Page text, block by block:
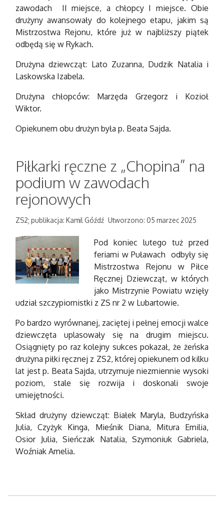
zawodach II miejsce, a chłopcy I miejsce. Obie
drużyny awansowały do kolejnego etapu, jakim są
Mistrzostwa Rejonu, które już w najbliższy piątek
odbędą się w Rykach.
Drużyna dziewcząt: Lato Zuzanna, Dudzik Natalia i
Laskowska Izabela.
Drużyna chłopców: Marzęda Grzegorz i Kozioł
Wiktor.
Opiekunem obu drużyn była p. Beata Sajda.
Piłkarki ręczne z „Chopina” na
podium w zawodach
rejonowych
ZS2; publikacja: Kamil Góźdź Utworzono: 05 marzec 2025
Pod koniec lutego tuż przed
feriami w Puławach odbyły się
Mistrzostwa Rejonu w Piłce
Ręcznej Dziewcząt, w których
jako Mistrzynie Powiatu wzięły
udział szczypiornistki z ZS nr 2 w Lubartowie.
Po bardzo wyrównanej, zaciętej i pełnej emocji walce
dziewczęta uplasowały się na drugim miejscu.
Osiągnięty po raz kolejny sukces pokazał, że żeńska
drużyna piłki ręcznej z ZS2, której opiekunem od kilku
lat jest p. Beata Sajda, utrzymuje niezmiennie wysoki
poziom, stale się rozwija i doskonali swoje
umiejętności.
Skład drużyny dziewcząt: Białek Maryla, Budzyńska
Julia, Czyżyk Kinga, Mieśnik Diana, Mitura Emilia,
Osior Julia, Sieńczak Natalia, Szymoniuk Gabriela,
Woźniak Amelia.